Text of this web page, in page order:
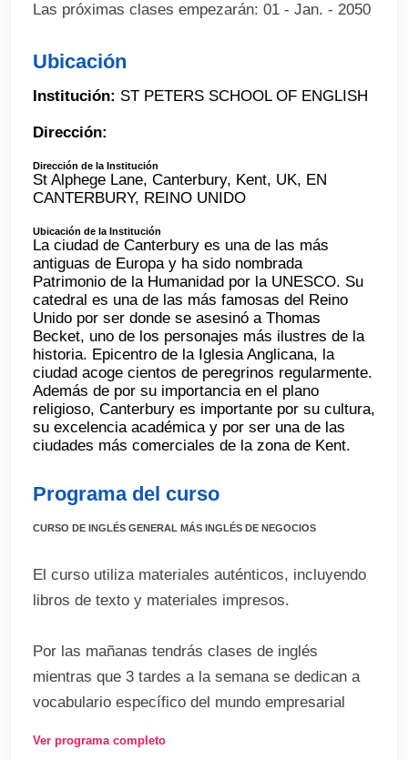
Las próximas clases empezarán: 01 - Jan. - 2050
Ubicación
Institución: ST PETERS SCHOOL OF ENGLISH
Dirección:
Dirección de la Institución
St Alphege Lane, Canterbury, Kent, UK, EN
CANTERBURY, REINO UNIDO
Ubicación de la Institución
La ciudad de Canterbury es una de las más
antiguas de Europa y ha sido nombrada
Patrimonio de la Humanidad por la UNESCO. Su
catedral es una de las más famosas del Reino
Unido por ser donde se asesinó a Thomas
Becket, uno de los personajes más ilustres de la
historia. Epicentro de la Iglesia Anglicana, la
ciudad acoge cientos de peregrinos regularmente.
Además de por su importancia en el plano
religioso, Canterbury es importante por su cultura,
su excelencia académica y por ser una de las
ciudades más comerciales de la zona de Kent.
Programa del curso
CURSO DE INGLÉS GENERAL MÁS INGLÉS DE NEGOCIOS
El curso utiliza materiales auténticos, incluyendo
libros de texto y materiales impresos.
Por las mañanas tendrás clases de inglés
mientras que 3 tardes a la semana se dedican a
vocabulario específico del mundo empresarial
correspodencia formal en inglés, etc.)
Ver programa completo